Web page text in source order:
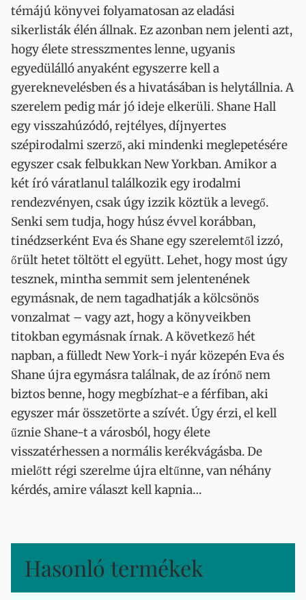
témájú könyvei folyamatosan az eladási
sikerlisták élén állnak. Ez azonban nem jelenti azt,
hogy élete stresszmentes lenne, ugyanis
egyedülálló anyaként egyszerre kell a
gyereknevelésben és a hivatásában is helytállnia. A
szerelem pedig már jó ideje elkerüli. Shane Hall
egy visszahúzódó, rejtélyes, díjnyertes
szépirodalmi szerző, aki mindenki meglepetésére
egyszer csak felbukkan New Yorkban. Amikor a
két író váratlanul találkozik egy irodalmi
rendezvényen, csak úgy izzik köztük a levegő.
Senki sem tudja, hogy húsz évvel korábban,
tinédzserként Eva és Shane egy szerelemtől izzó,
őrült hetet töltött el együtt. Lehet, hogy most úgy
tesznek, mintha semmit sem jelentenének
egymásnak, de nem tagadhatják a kölcsönös
vonzalmat – vagy azt, hogy a könyveikben
titokban egymásnak írnak. A következő hét
napban, a fülledt New York-i nyár közepén Eva és
Shane újra egymásra találnak, de az írónő nem
biztos benne, hogy megbízhat-e a férfiban, aki
egyszer már összetörte a szívét. Úgy érzi, el kell
űznie Shane-t a városból, hogy élete
visszatérhessen a normális kerékvágásba. De
mielőtt régi szerelme újra eltűnne, van néhány
kérdés, amire választ kell kapnia…
Hasonló termékek